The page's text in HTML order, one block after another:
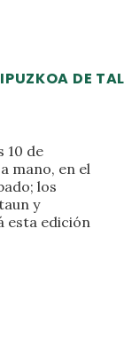
DE
10 de
mano, en el
los
y
esta edición